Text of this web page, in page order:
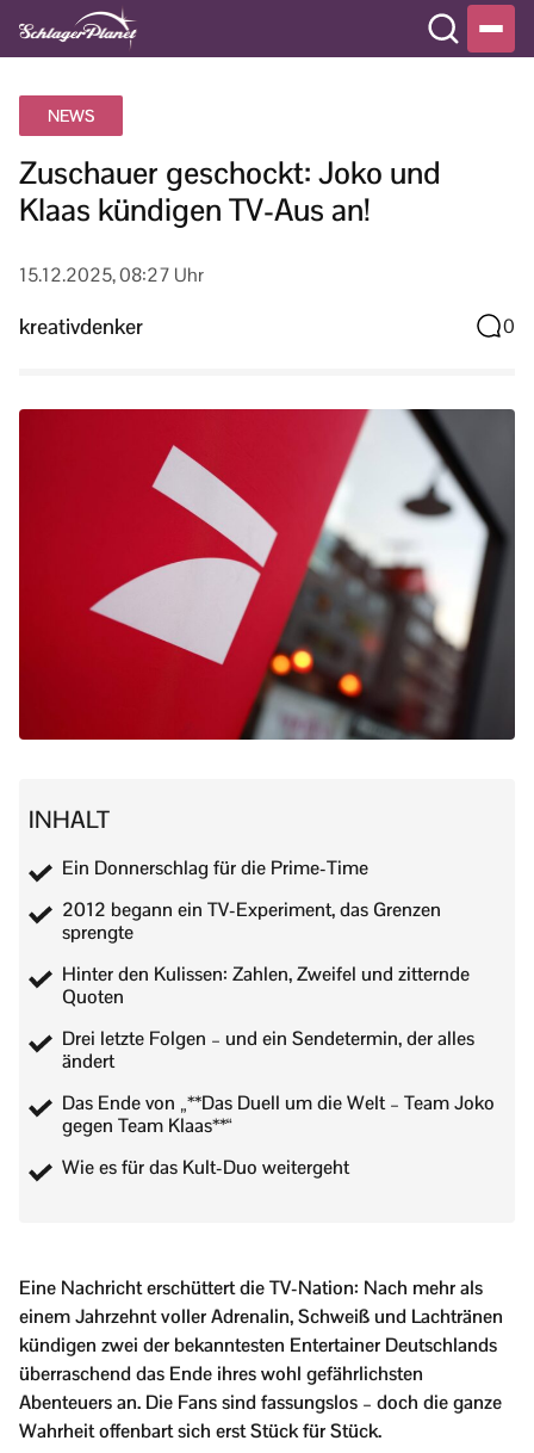
NEWS
Zuschauer geschockt: Joko und
Klaas kündigen TV-Aus an!
15.12.2025, 08:27 Uhr
kreativdenker 0
INHALT
Ein Donnerschlag für die Prime-Time
2012 begann ein TV-Experiment, das Grenzen
sprengte
Hinter den Kulissen: Zahlen, Zweifel und zitternde
Quoten
Drei letzte Folgen – und ein Sendetermin, der alles
ändert
Das Ende von „**Das Duell um die Welt – Team Joko
gegen Team Klaas**“
Wie es für das Kult-Duo weitergeht
Eine Nachricht erschüttert die TV-Nation: Nach mehr als
einem Jahrzehnt voller Adrenalin, Schweiß und Lachtränen
kündigen zwei der bekanntesten Entertainer Deutschlands
überraschend das Ende ihres wohl gefährlichsten
Abenteuers an. Die Fans sind fassungslos – doch die ganze
Wahrheit offenbart sich erst Stück für Stück.